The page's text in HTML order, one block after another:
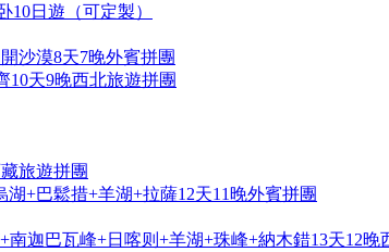
日遊（可定製）
沙漠8天7晚外賓拼團
10天9晚西北旅遊拼團
旅遊拼團
+巴鬆措+羊湖+拉薩12天11晚外賓拼團
迦巴瓦峰+日喀则+羊湖+珠峰+納木錯13天12晚